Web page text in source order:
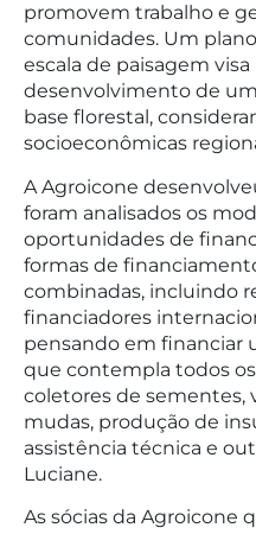
promovem trabalho e
comunidades. Um
escala de paisagem
desenvolvimento de
base florestal,
socioeconômicas
A Agroicone
foram analisados os
oportunidades de
formas de
combinadas, incluindo
financiadores
pensando em financiar
que contempla todos
coletores de sementes,
mudas, produção de
assistência técnica e
Luciane.
As sócias da Agroicone